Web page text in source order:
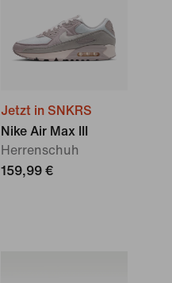
Jetzt in SNKRS
Nike Air Max III
Herrenschuh
159,99 €